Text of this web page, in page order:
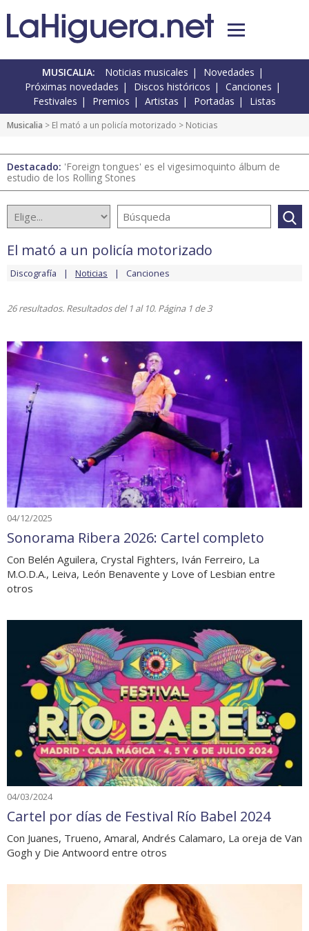
MUSICALIA: Noticias musicales
Novedades
Próximas novedades
Discos históricos
Canciones
Festivales
Premios Artistas Portadas Listas
Musicalia > El mató a un policía motorizado > Noticias
Destacado: 'Foreign tongues' es el vigesimoquinto álbum de
estudio de los Rolling Stones
El mató a un policía motorizado
Discografía Noticias Canciones
26 resultados. Resultados del 1 al 10. Página 1 de 3
04/12/2025
Sonorama Ribera 2026: Cartel completo
Con Belén Aguilera, Crystal Fighters, Iván Ferreiro, La
M.O.D.A., Leiva, León Benavente y Love of Lesbian entre
otros
04/03/2024
Cartel por días de Festival Río Babel 2024
Con Juanes, Trueno, Amaral, Andrés Calamaro, La oreja de Van
Gogh y Die Antwoord entre otros